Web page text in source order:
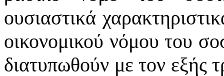
ουσιαστικά
οικονομικού νόμου του
διατυπωθούν με τον εξής